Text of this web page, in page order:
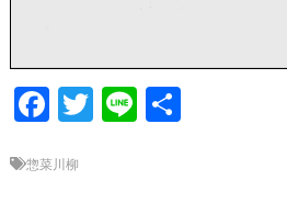
F
e
T Li 共
惣菜川柳